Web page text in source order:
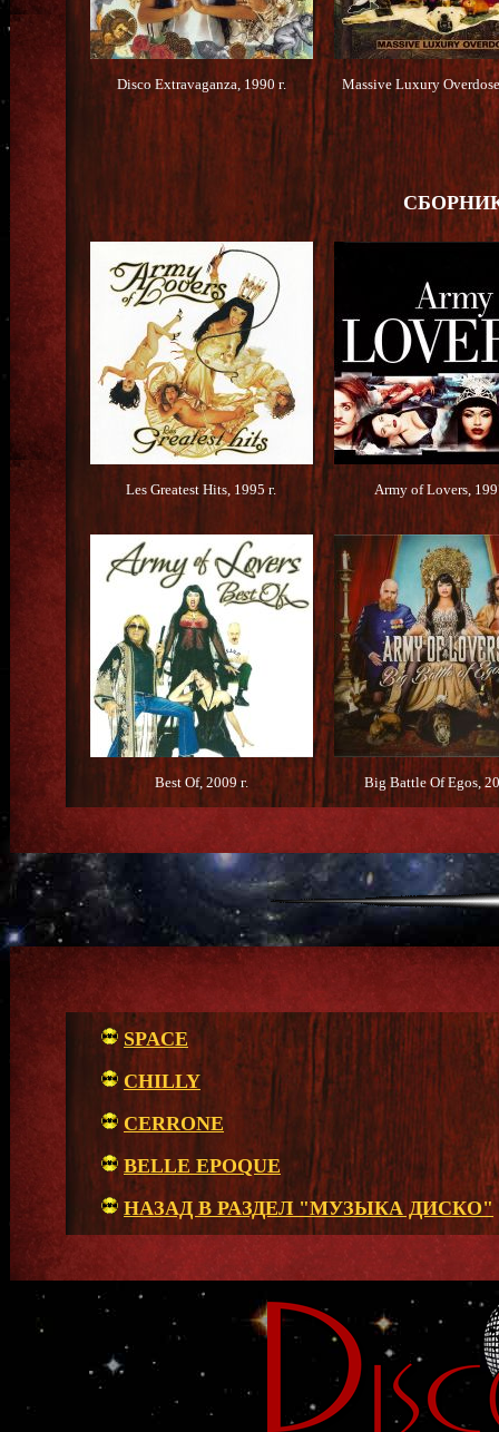
Disco Extravaganza, 1990 г. Massive Luxury
Les Greatest Hits, 1995 г. Army of Lovers,
Best Of, 2009 г. Big Battle Of Egos,
SPACE
CHILLY
CERRONE
BELLE EPOQUE
НАЗАД В РАЗДЕЛ "МУЗЫКА ДИСКО"